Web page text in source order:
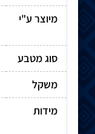
מיוצר ע"י
סוג מטבע
משקל
מידות